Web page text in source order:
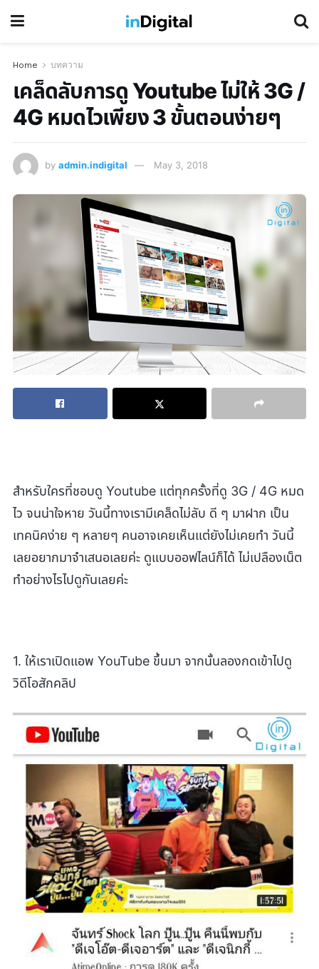
Home บทความ
เคล็ดลับการดู Youtube ไม่ให้ 3G /
4G หมดไวเพียง 3 ขั้นตอนง่ายๆ
by admin.indigital May 3, 2018
สำหรับใครที่ชอบดู Youtube แต่ทุกครั้งที่ดู 3G / 4G หมด
ไว จนน่าใจหาย วันนี้ทางเรามีเคล็ดไม่ลับ ดี ๆ มาฝาก เป็น
เทคนิคง่าย ๆ หลายๆ คนอาจเคยเห็นแต่ยังไม่เคยทำ วันนี้
เลยอยากมาจำเสนอเลยค่ะ ดูแบบออฟไลน์ก็ได้ ไม่เปลืองเน็ต
ทำอย่างไรไปดูกันเลยค่ะ
1. ให้เราเปิดแอพ YouTube ขึ้นมา จากนั้นลองกดเข้าไปดู
วิดีโอสักคลิป